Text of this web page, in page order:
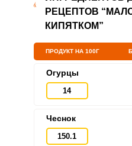
РЕЦЕПТОВ
КИПЯТКОМ”
ПРОДУКТ НА 100Г
Огурцы
14
Чеснок
150.1